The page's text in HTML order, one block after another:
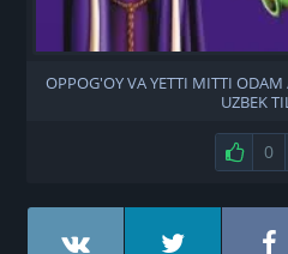
OPPOG'OY VA YETTI MITTI
UZBEK
0